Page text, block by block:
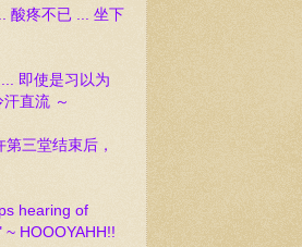
酸疼不已 ... 坐下
即使是习以为
直流 ～
三堂结束后，
hearing of
HOOOYAHH!!